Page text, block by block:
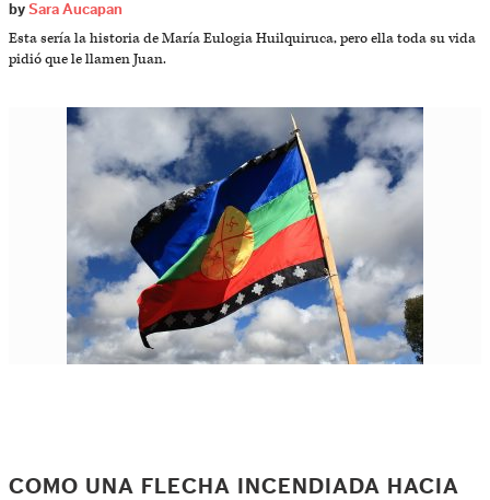
by Sara Aucapan
Esta sería la historia de María Eulogia Huilquiruca, pero ella toda su vida
pidió que le llamen Juan.
COMO UNA FLECHA INCENDIADA HACIA